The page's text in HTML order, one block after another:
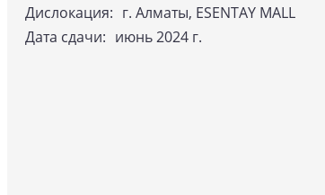
Дислокация: г. Ал­ма­ты, ESEN­TAY MALL
Да­та сда­чи: июнь 2024 г.